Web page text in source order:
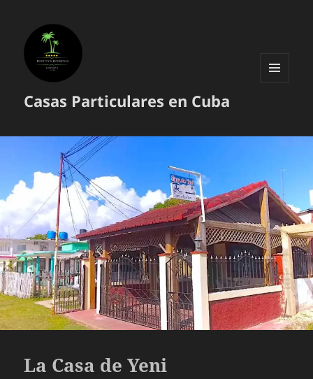
Casas Particulares en Cuba
La Casa de Yeni